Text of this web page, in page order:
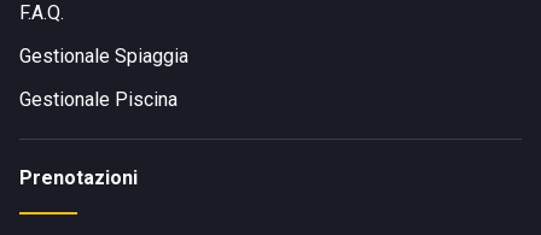
F.A.Q.
Gestionale Spiaggia
Gestionale Piscina
Prenotazioni